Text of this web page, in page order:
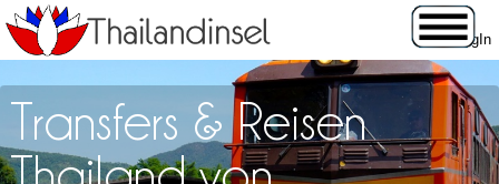
Transfers & Reisen